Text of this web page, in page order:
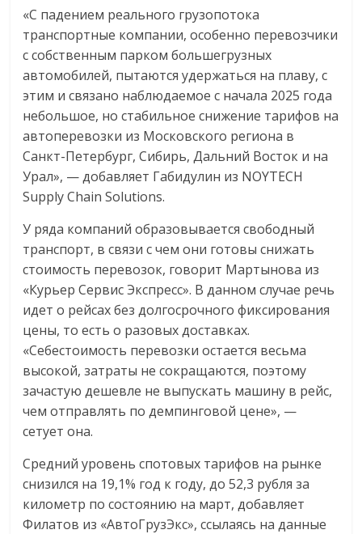
«С падением реального грузопотока
транспортные компании, особенно перевозчики
с собственным парком большегрузных
автомобилей, пытаются удержаться на плаву, с
этим и связано наблюдаемое с начала 2025 года
небольшое, но стабильное снижение тарифов на
автоперевозки из Московского региона в
Санкт-Петербург, Сибирь, Дальний Восток и на
Урал», — добавляет Габидулин из NOYTECH
Supply Chain Solutions.
У ряда компаний образовывается свободный
транспорт, в связи с чем они готовы снижать
стоимость перевозок, говорит Мартынова из
«Курьер Сервис Экспресс». В данном случае речь
идет о рейсах без долгосрочного фиксирования
цены, то есть о разовых доставках.
«Себестоимость перевозки остается весьма
высокой, затраты не сокращаются, поэтому
зачастую дешевле не выпускать машину в рейс,
чем отправлять по демпинговой цене», —
сетует она.
Средний уровень спотовых тарифов на рынке
снизился на 19,1% год к году, до 52,3 рубля за
километр по состоянию на март, добавляет
Филатов из «АвтоГрузЭкс», ссылаясь на данные